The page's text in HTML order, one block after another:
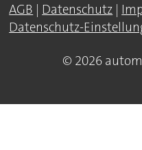
AGB | Datenschutz |
Datenschutz-
© 2026